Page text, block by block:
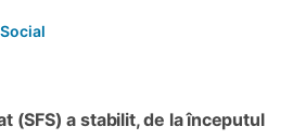
(SFS) a stabilit, de la începutul